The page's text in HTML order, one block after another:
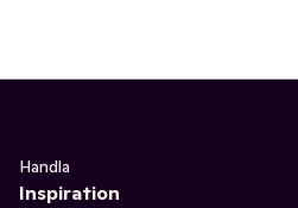
Handla
Inspiration